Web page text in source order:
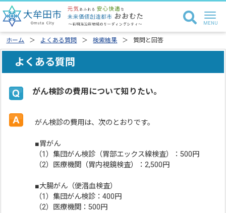
ホーム よくある質問 検索結果 質問と回答
よくある質問
がん検診の費用について知りたい。
がん検診の費用は、次のとおりです。
■胃がん
（1）集団がん検診（胃部エックス線検査）：500円
（2）医療機関（胃内視鏡検査）：2,500円
■大腸がん（便潜血検査）
（1）集団がん検診：400円
（2）医療機関：500円